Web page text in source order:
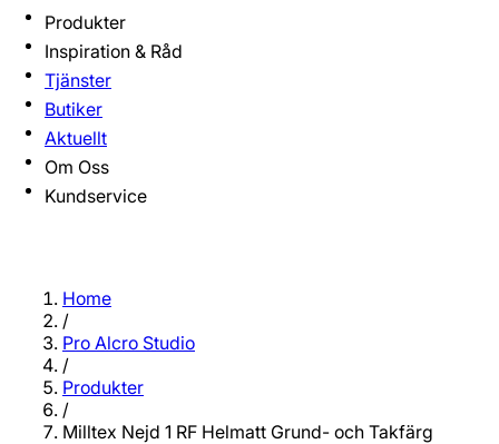
Produkter
Inspiration & Råd
Tjänster
Butiker
Aktuellt
Om Oss
Kundservice
Home
/
Pro Alcro Studio
/
Produkter
/
Milltex Nejd 1 RF Helmatt Grund- och Takfärg